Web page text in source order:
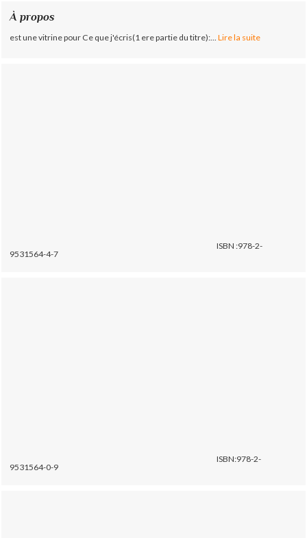
À propos
est une vitrine pour Ce que j'écris(1 ere partie du titre):... Lire la suite
ISBN :978-2-
9531564-4-7
ISBN:978-2-
9531564-0-9